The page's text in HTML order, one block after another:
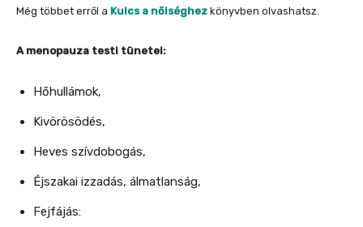
Még többet erről a Kulcs a nőiséghez könyvben olvashatsz.
A menopauza testi tünetei:
Hőhullámok,
Kivörösödés,
Heves szívdobogás,
Éjszakai izzadás, álmatlanság,
Fejfájás: